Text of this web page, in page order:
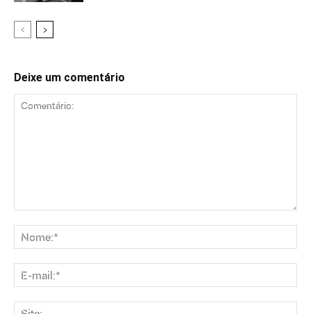
Deixe um comentário